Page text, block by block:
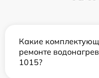
Какие
ремонте
1015?